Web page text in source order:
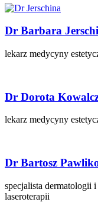
Dr Barbara
lekarz medycyny
Dr Dorota
lekarz medycyny
Dr Bartosz
specjalista dermatologii
laseroterapii